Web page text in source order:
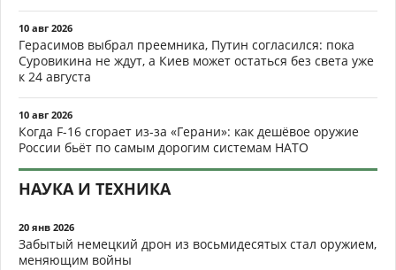
10 авг 2026
Герасимов выбрал преемника, Путин согласился: пока
Суровикина не ждут, а Киев может остаться без света уже
к 24 августа
10 авг 2026
Когда F-16 сгорает из-за «Герани»: как дешёвое оружие
России бьёт по самым дорогим системам НАТО
НАУКА И ТЕХНИКА
20 янв 2026
Забытый немецкий дрон из восьмидесятых стал оружием,
меняющим войны